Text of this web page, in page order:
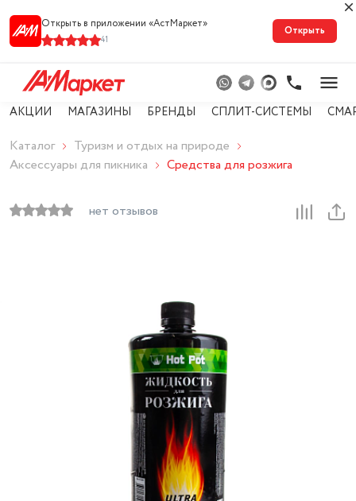
Открыть в приложении «АстМарке‪т‬»
41
Открыть
АКЦИИ МАГАЗИНЫ БРЕНДЫ СПЛИТ-СИСТЕМЫ
Каталог
Туризм и отдых на природе
Аксессуары для пикника
Средства для розжига
нет отзывов